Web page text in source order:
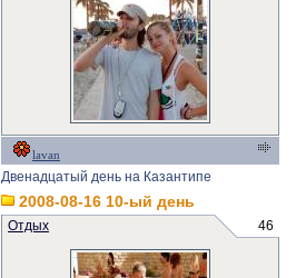
lavan
Двенадцатый день на Казантипе
2008-08-16 10-ый день
Отдых 46